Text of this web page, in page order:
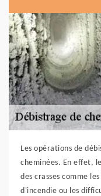
Les opérations de
cheminées. En effet,
des crasses comme
d'incendie ou les